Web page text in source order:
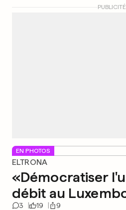
PUBLICITÉ
EN PHOTOS
ELTRONA
«Démocratiser
débit au
3 19 9